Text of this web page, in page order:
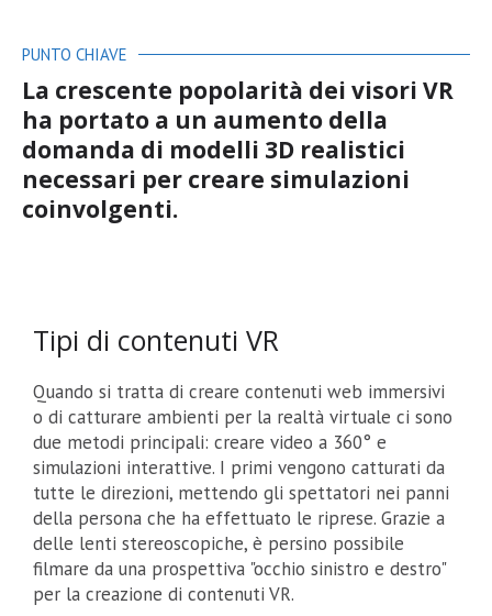
PUNTO CHIAVE
La crescente popolarità dei visori VR
ha portato a un aumento della
domanda di modelli 3D realistici
necessari per creare simulazioni
coinvolgenti.
Tipi di contenuti VR
Quando si tratta di creare contenuti web immersivi
o di catturare ambienti per la realtà virtuale ci sono
due metodi principali: creare video a 360° e
simulazioni interattive. I primi vengono catturati da
tutte le direzioni, mettendo gli spettatori nei panni
della persona che ha effettuato le riprese. Grazie a
delle lenti stereoscopiche, è persino possibile
filmare da una prospettiva "occhio sinistro e destro"
per la creazione di contenuti VR.